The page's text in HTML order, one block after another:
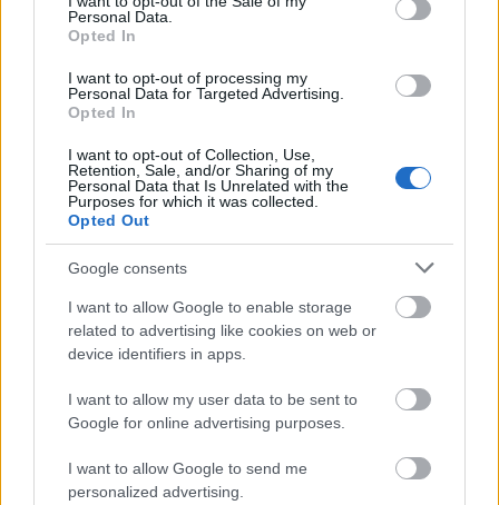
Personal Data.
Opted In
I want to opt-out of processing my
Personal Data for Targeted Advertising.
Opted In
I want to opt-out of Collection, Use,
Retention, Sale, and/or Sharing of my
Personal Data that Is Unrelated with the
Purposes for which it was collected.
Opted Out
Google consents
I want to allow Google to enable storage
related to advertising like cookies on web or
device identifiers in apps.
I want to allow my user data to be sent to
Google for online advertising purposes.
I want to allow Google to send me
personalized advertising.
ΑΣΕΠ: Πιστοποίηση Αγγλικών σε
ΑΣΕΠ: Εξ αποστάσεως η πιο Εύκολη
Πιστοποίηση Υπολογιστών σε 2
μέρες
Μάθε πρώτος όλες τις σημαντικές
ειδήσεις.
Βάλε το proson.gr στα αποτελέσματα
αναζήτησης της Google